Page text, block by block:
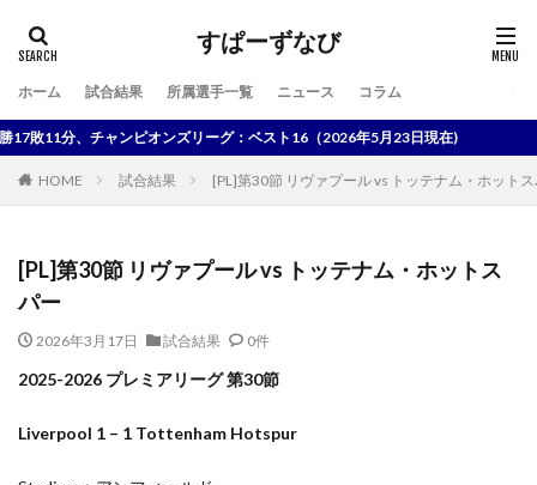
すぱーずなび
ホーム 試合結果 所属選手一覧 ニュース コラム
分、チャンピオンズリーグ：ベスト16（2026年5月23日現在)
HOME 試合結果 [PL]第30節 リヴァプール vs トッテナム・ホット
[PL]第30節 リヴァプール vs トッテナム・ホットス
パー
2026年3月17日 試合結果 0件
2025-2026 プレミアリーグ 第30節
Liverpool 1 – 1 Tottenham Hotspur
検索